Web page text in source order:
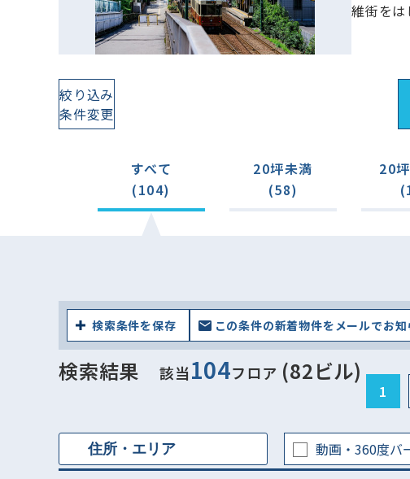
維街をは
絞り込み
条件変更
すべて
(104)
20坪未満
(58)
20
検索条件を保存 この条件の新着物件をメールでお知
検索結果 該当104フロア (82ビル)
1
動画・360度バ